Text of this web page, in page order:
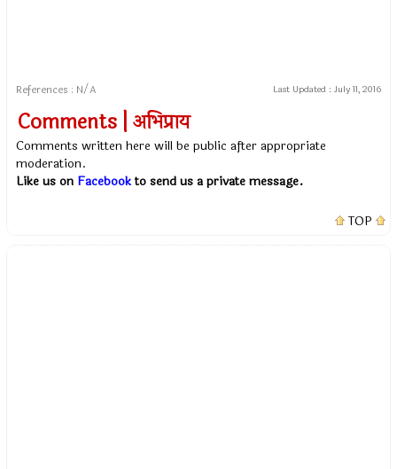
References : N/A Last Updated : July 11, 2016
Comments | अभिप्राय
Comments written here will be public after appropriate
moderation.
Like us on Facebookto send us a private message.
TOP